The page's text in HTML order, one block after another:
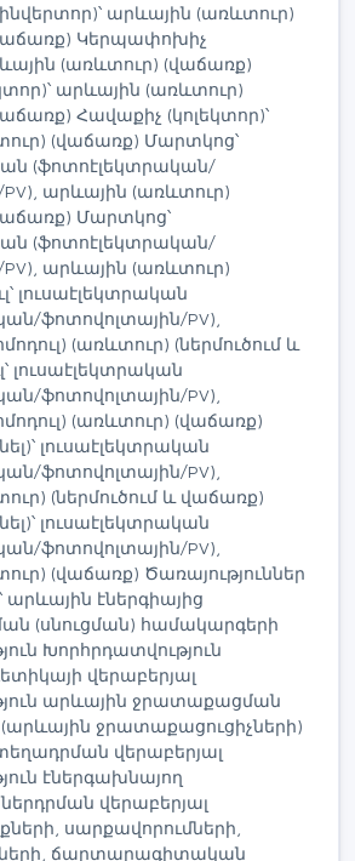
արևային (առևտուր)
Կերպափոխիչ
(առևտուր) (վաճառք)
արևային (առևտուր)
Հավաքիչ (կոլեկտոր)՝
(վաճառք) Մարտկոց՝
(ֆոտոէլեկտրական/
արևային (առևտուր)
Մարտկոց՝
(ֆոտոէլեկտրական/
արևային (առևտուր)
լուսաէլեկտրական
ֆոտովոլտային/PV),
(առևտուր) (ներմուծում և
լուսաէլեկտրական
ֆոտովոլտային/PV),
(առևտուր) (վաճառք)
լուսաէլեկտրական
ֆոտովոլտային/PV),
(ներմուծում և վաճառք)
լուսաէլեկտրական
ֆոտովոլտային/PV),
(վաճառք) Ծառայություններ
արևային էներգիայից
(սնուցման) համակարգերի
Խորհրդատվություն
վերաբերյալ
արևային ջրատաքացման
ջրատաքացուցիչների)
վերաբերյալ
էներգախնայող
վերաբերյալ
սարքավորումների,
ճարտարագիտական